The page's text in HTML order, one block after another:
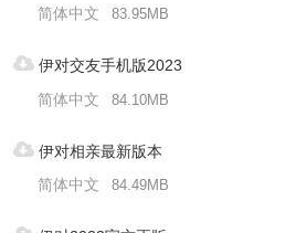
简体中文
83.95MB
伊对交友手机版2023
简体中文
84.10MB
伊对相亲最新版本
简体中文
84.49MB